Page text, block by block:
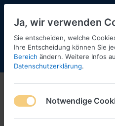
Menü Anmelden
Rietze
1-12 von 15
Ja, wir verwenden
Sie entscheiden, welche
Ihre Entscheidung können Sie
Bereich ändern. Weitere Infos
Datenschutzerklärung.
Notwendige